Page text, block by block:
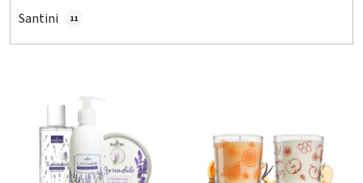
Santini 11